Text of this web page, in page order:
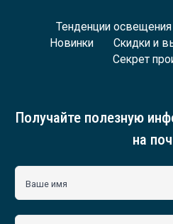
Тенденции освещения
Новинки
Скидки и
Секрет
Получайте полезную
на
Ваше имя